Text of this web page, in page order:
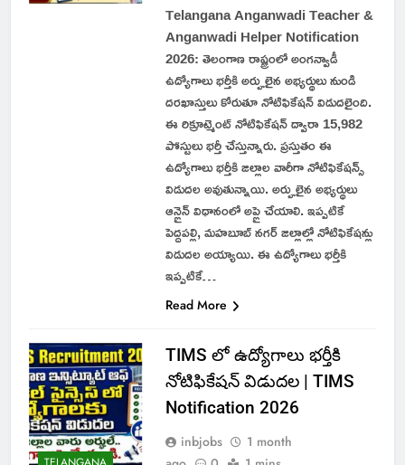
Telangana Anganwadi Teacher &
Anganwadi Helper Notification
2026: తెలంగాణ రాష్ట్రంలో అంగన్వాడీ
ఉద్యోగాలు భర్తీకి అర్హులైన అభ్యర్థులు నుండి
దరఖాస్తులు కోరుతూ నోటిఫికేషన్ విడుదలైంది.
ఈ రిక్రూట్మెంట్ నోటిఫికేషన్ ద్వారా 15,982
పోస్టులు భర్తీ చేస్తున్నారు. ప్రస్తుతం ఈ
ఉద్యోగాలు భర్తీకి జిల్లాల వారీగా నోటిఫికేషన్స్
విడుదల అవుతున్నాయి. అర్హులైన అభ్యర్థులు
ఆన్లైన్ విధానంలో అప్లై చేయాలి. ఇప్పటికే
పెద్దపల్లి, మహబూబ్ నగర్ జిల్లాల్లో నోటిఫికేషన్లు
విడుదల అయ్యాయి. ఈ ఉద్యోగాలు భర్తీకి
ఇప్పటికే…
Read More
TIMS లో ఉద్యోగాలు భర్తీకి
నోటిఫికేషన్ విడుదల | TIMS
Notification 2026
inbjobs
1 month